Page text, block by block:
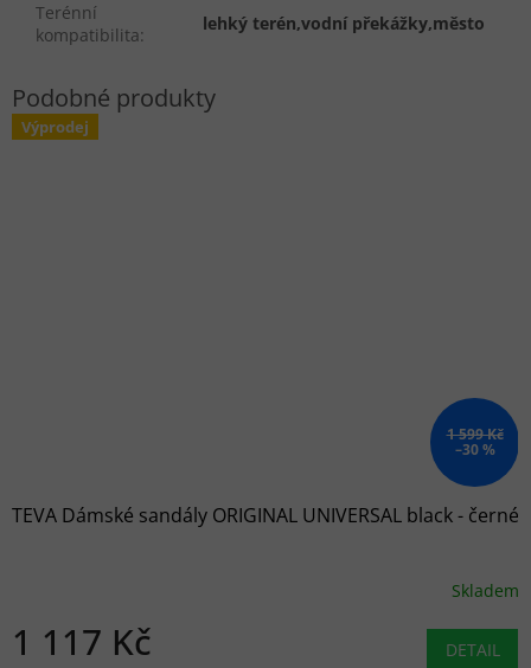
Terénní
kompatibilita:
lehký terén,vodní překážky,město
Výprodej
1 599 Kč
–30 %
TEVA Dámské sandály ORIGINAL UNIVERSAL black - černé
Skladem
1 117 Kč DETAIL